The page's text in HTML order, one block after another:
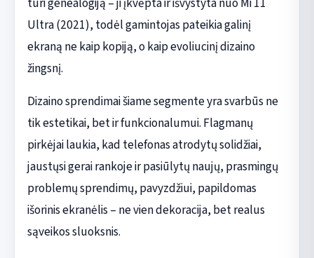
Ultra (2021), todėl gamintojas pateikia galinį
ekraną ne kaip kopiją, o kaip evoliucinį dizaino
žingsnį.
Dizaino sprendimai šiame segmente yra svarbūs ne
tik estetikai, bet ir funkcionalumui. Flagmanų
pirkėjai laukia, kad telefonas atrodytų solidžiai,
jaustųsi gerai rankoje ir pasiūlytų naujų, prasmingų
problemų sprendimų, pavyzdžiui, papildomas
išorinis ekranėlis – ne vien dekoracija, bet realus
sąveikos sluoksnis.